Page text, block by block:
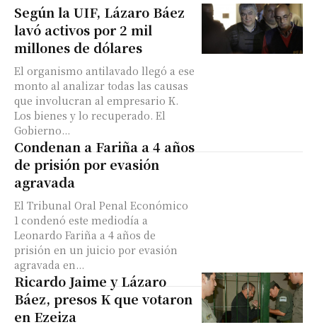
Según la UIF, Lázaro Báez
lavó activos por 2 mil
millones de dólares
El organismo antilavado llegó a ese
monto al analizar todas las causas
que involucran al empresario K.
Los bienes y lo recuperado. El
Gobierno...
Condenan a Fariña a 4 años
de prisión por evasión
agravada
El Tribunal Oral Penal Económico
1 condenó este mediodía a
Leonardo Fariña a 4 años de
prisión en un juicio por evasión
agravada en...
Ricardo Jaime y Lázaro
Báez, presos K que votaron
en Ezeiza